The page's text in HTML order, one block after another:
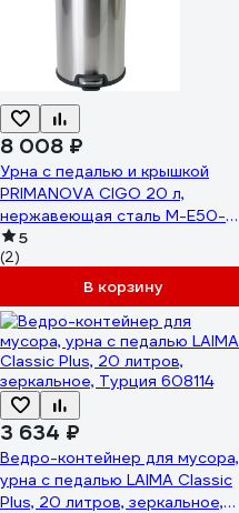
8 008 ₽
Урна с педалью и крышкой
PRIMANOVA CIGO 20 л,
нержавеющая сталь M-E50-
30-06
5
(2)
В корзину
3 634 ₽
Ведро-контейнер для мусора,
урна с педалью LAIMA Classic
Plus, 20 литров, зеркальное,